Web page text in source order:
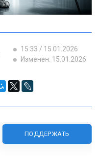
15:33 / 15.01.2026
Изменен: 15.01.2026
ПОДДЕРЖАТЬ